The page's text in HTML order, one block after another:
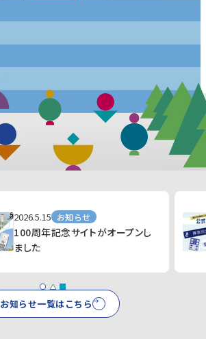
2026.5.15 お知らせ
100周年記念サイトがオープンし
ました
お知らせ一覧はこちら